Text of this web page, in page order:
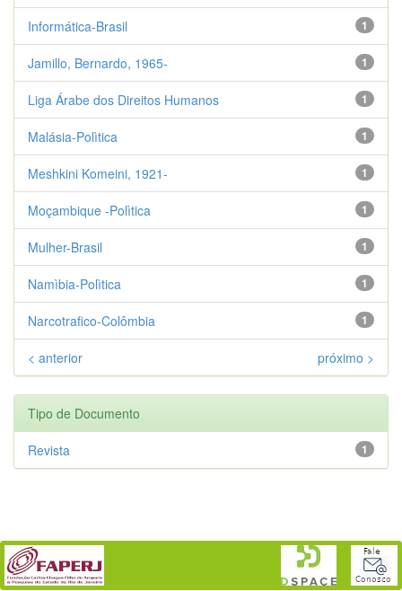
1
Informática-Brasil
1
Jamillo, Bernardo, 1965-
1
Liga Árabe dos Direitos Humanos
1
Malásia-Polìtica
1
Meshkini Komeini, 1921-
1
Moçambique -Polìtica
1
Mulher-Brasil
1
Namìbia-Polìtica
1
Narcotrafico-Colômbia
< anterior próximo >
Tipo de Documento
1
Revista